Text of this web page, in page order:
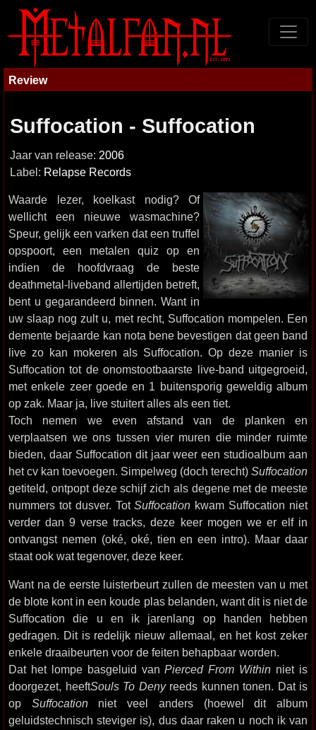
Review
Suffocation - Suffocation
Jaar van release: 2006
Label: Relapse Records
Waarde lezer, koelkast nodig? Of
wellicht een nieuwe wasmachine?
Speur, gelijk een varken dat een truffel
opspoort, een metalen quiz op en
indien de hoofdvraag de beste
deathmetal-liveband allertijden betreft,
bent u gegarandeerd binnen. Want in
uw slaap nog zult u, met recht, Suffocation mompelen. Een
demente bejaarde kan nota bene bevestigen dat geen band
live zo kan mokeren als Suffocation. Op deze manier is
Suffocation tot de onomstootbaarste live-band uitgegroeid,
met enkele zeer goede en 1 buitensporig geweldig album
op zak. Maar ja, live stuitert alles als een tiet.
Toch nemen we even afstand van de planken en
verplaatsen we ons tussen vier muren die minder ruimte
bieden, daar Suffocation dit jaar weer een studioalbum aan
het cv kan toevoegen. Simpelweg (doch terecht) Suffocation
getiteld, ontpopt deze schijf zich als degene met de meeste
nummers tot dusver. TotSuffocation kwam Suffocation niet
verder dan 9 verse tracks, deze keer mogen we er elf in
ontvangst nemen (oké, oké, tien en een intro). Maar daar
staat ook wat tegenover, deze keer.
Want na de eerste luisterbeurt zullen de meesten van u met
de blote kont in een koude plas belanden, want dit is niet de
Suffocation die u en ik jarenlang op handen hebben
gedragen. Dit is redelijk nieuw allemaal, en het kost zeker
enkele draaibeurten voor de feiten behapbaar worden.
Dat het lompe basgeluid vanPierced From Within niet is
doorgezet, heeftSouls To Denyreeds kunnen tonen. Dat is
op Suffocationniet veel anders (hoewel dit album
geluidstechnisch steviger is), dus daar raken u noch ik van